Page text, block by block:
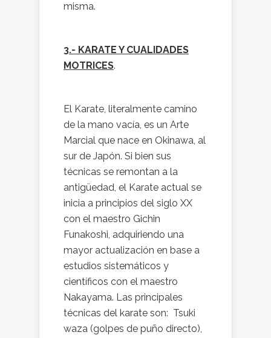
misma.
3.- KARATE Y CUALIDADES
MOTRICES.
El Karate, literalmente camino
de la mano vacía, es un Arte
Marcial que nace en Okinawa, al
sur de Japón. Si bien sus
técnicas se remontan a la
antigüedad, el Karate actual se
inicia a principios del siglo XX
con el maestro Gichin
Funakoshi, adquiriendo una
mayor actualización en base a
estudios sistemáticos y
científicos con el maestro
Nakayama. Las principales
técnicas del karate son: Tsuki
waza (golpes de puño directo),